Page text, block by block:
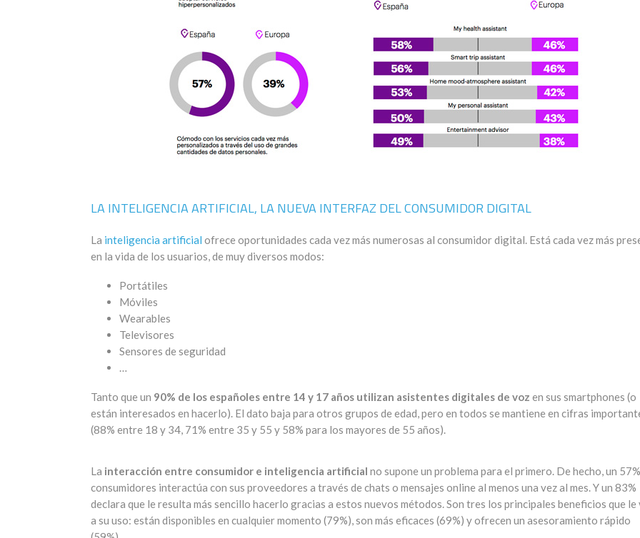
LA INTELIGENCIA ARTIFICIAL, LA NUEVA INTERFAZ DEL CONSUMIDOR DIGITAL
La inteligencia artificial ofrece oportunidades cada vez más numerosas al consumidor digital. Está cada vez más
en la vida de los usuarios, de muy diversos modos:
Portátiles
Móviles
Wearables
Televisores
Sensores de seguridad
…
Tanto que un 90% de los españoles entre 14 y 17 años utilizan asistentes digitales de voz en sus smartphones (o
están interesados en hacerlo). El dato baja para otros grupos de edad, pero en todos se mantiene en cifras
(88% entre 18 y 34, 71% entre 35 y 55 y 58% para los mayores de 55 años).
La interacción entre consumidor e inteligencia artificial no supone un problema para el primero. De hecho, un
consumidores interactúa con sus proveedores a través de chats o mensajes online al menos una vez al mes. Y un 83%
declara que le resulta más sencillo hacerlo gracias a estos nuevos métodos. Son tres los principales beneficios que le
a su uso: están disponibles en cualquier momento (79%), son más eficaces (69%) y ofrecen un asesoramiento rápido